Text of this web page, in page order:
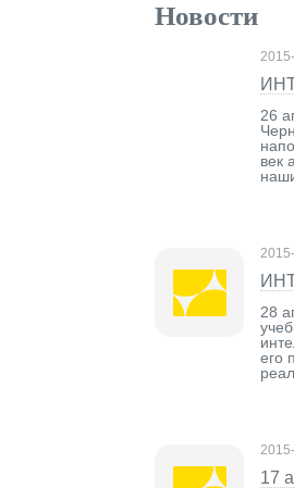
Новости
26
век
28
его
17